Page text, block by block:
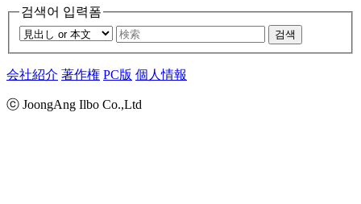
검색어 입력폼
검색
会社紹介 著作権 PC版 個人情報
ⓒ JoongAng Ilbo Co.,Ltd